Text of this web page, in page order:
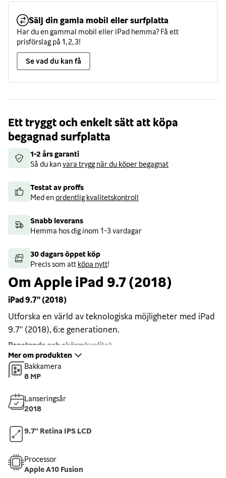
Ett tryggt och enkelt sätt att köpa
begagnad surfplatta
1-2 års garanti
Så du kanvara trygg när du köper begagnat
Testat av proffs
Med enordentlig kvalitetskontroll
Snabb leverans
Hemma hos dig inom 1-3 vardagar
30 dagars öppet köp
Precis som att köpa nytt!
Om Apple iPad 9.7 (2018)
iPad 9.7" (2018)
Utforska en värld av teknologiska möjligheter med iPad
9.7" (2018), 6:e generationen.
Prestanda och skärmkvalitet
Drevet av en kraftig A10 Fusion-chip, säkerställer den
jämn prestanda för olika uppgifter. Den 9.7-tums
och imponerande upplösning.
iPad 9.7" (2018) är utrustad med två avancerade
skärmkamera och en 8 MP kamera på baksidan.
Apple Pencil och Autentisering
Mer om produkten
Bakkamera
8 MP
Lanseringsår
2018
9.7" Retina IPS LCD
Processor
Apple A10 Fusion
Sälj din gamla mobil eller surfplatta
Har du en gammal mobil eller iPad hemma? Få ett
prisförslag på 1, 2, 3!
Se vad du kan få